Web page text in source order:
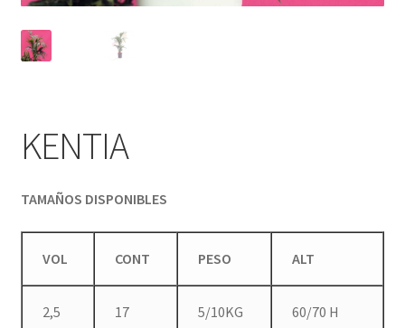
KENTIA
TAMAÑOS DISPONIBLES
VOL CONT PESO ALT
2,5 17 5/10KG 60/70 H